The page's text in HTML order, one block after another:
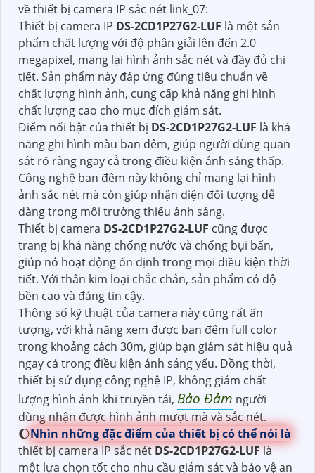
về thiết bị camera IP sắc nét link_07:
Thiết bị camera IP DS-2CD1P27G2-LUF là một sản
phẩm chất lượng với độ phân giải lên đến 2.0
megapixel, mang lại hình ảnh sắc nét và đầy đủ chi
tiết. Sản phẩm này đáp ứng đúng tiêu chuẩn về
chất lượng hình ảnh, cung cấp khả năng ghi hình
chất lượng cao cho mục đích giám sát.
Điểm nổi bật của thiết bị DS-2CD1P27G2-LUF là khả
năng ghi hình màu ban đêm, giúp người dùng quan
sát rõ ràng ngay cả trong điều kiện ánh sáng thấp.
Công nghệ ban đêm này không chỉ mang lại hình
ảnh sắc nét mà còn giúp nhận diện đối tượng dễ
dàng trong môi trường thiếu ánh sáng.
Thiết bị camera DS-2CD1P27G2-LUF cũng được
trang bị khả năng chống nước và chống bụi bẩn,
giúp nó hoạt động ổn định trong mọi điều kiện thời
tiết. Với thân kim loại chắc chắn, sản phẩm có độ
bền cao và đáng tin cậy.
Thông số kỹ thuật của camera này cũng rất ấn
tượng, với khả năng xem được ban đêm full color
trong khoảng cách 30m, giúp bạn giám sát hiệu quả
ngay cả trong điều kiện ánh sáng yếu. Đồng thời,
thiết bị sử dụng công nghệ IP, không giảm chất
lượng hình ảnh khi truyền tải, Bảo Đảm người
dùng nhận được hình ảnh mượt mà và sắc nét.
🌔Nhìn những đặc điểm của thiết bị có thể nói là
thiết bị camera IP sắc nétDS-2CD1P27G2-LUFlà
một lựa chọn tốt cho nhu cầu giám sát và bảo vệ an